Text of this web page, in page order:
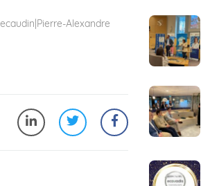
Pierre-Alexandre